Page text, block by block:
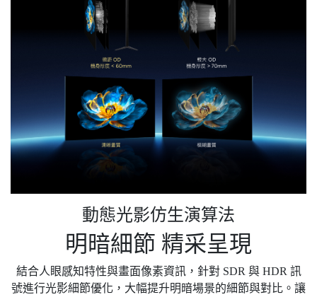
動態光影仿生演算法
明暗細節 精采呈現
結合人眼感知特性與畫面像素資訊，針對 SDR 與 HDR 訊
號進行光影細節優化，大幅提升明暗場景的細節與對比。讓